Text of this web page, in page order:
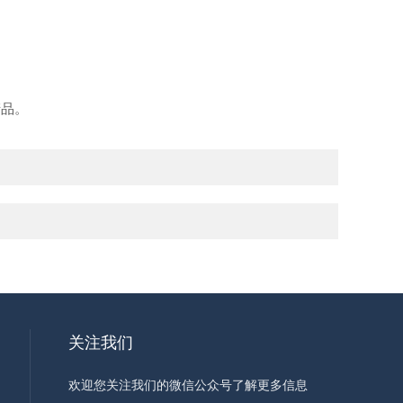
。
关注我们
欢迎您关注我们的微信公众号了解更多信息